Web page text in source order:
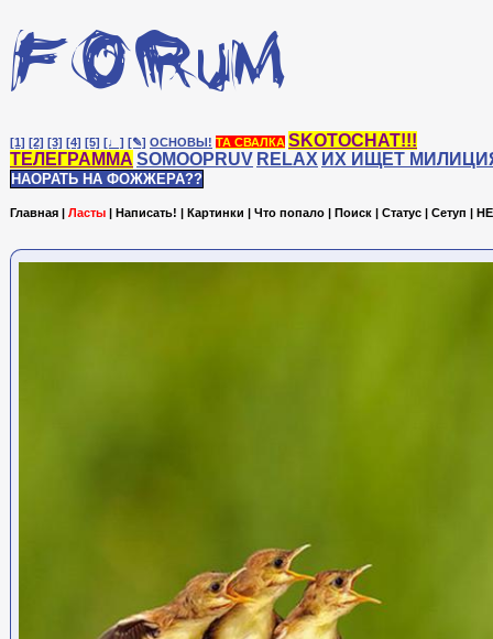
[1] [2] [3] [4] [5] [♩] [✎] ОСНОВЫ! ТА СВАЛКА SKOTOCHAT!!!
ТЕЛЕГРАММА SOMOOPRUV RELAX ИХ ИЩЕТ
НАОРАТЬ НА ФОЖЖЕРА??
Главная | Ласты | Написать! | Картинки | Что попало | Поиск | Статус | Сетуп |